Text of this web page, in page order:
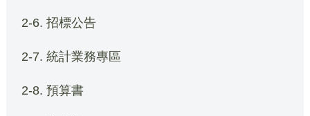
2-6. 招標公告
2-7. 統計業務專區
2-8. 預算書